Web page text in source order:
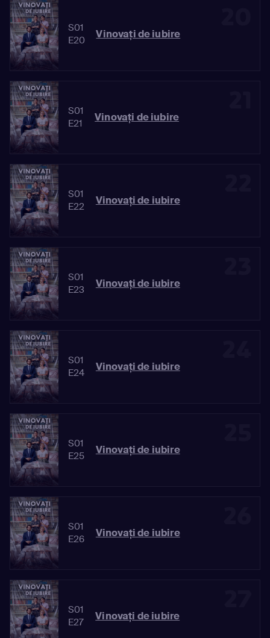
S01
E20
Vinovaţi de iubire
S01
E21
Vinovaţi de iubire
S01
E22
Vinovaţi de iubire
S01
E23
Vinovaţi de iubire
S01
E24
Vinovaţi de iubire
S01
E25
Vinovaţi de iubire
S01
E26
Vinovaţi de iubire
S01
E27
Vinovaţi de iubire